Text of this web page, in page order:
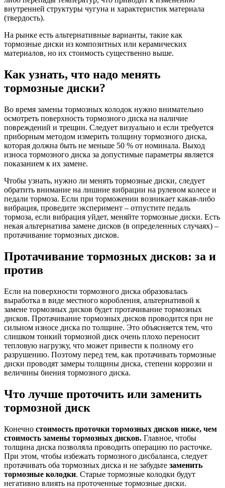
внутренней структуры чугуна и характеристик материала
(твердость).
На рынке есть альтернативные варианты, такие как
тормозные диски из композитных или керамических
материалов, но их стоимость существенно выше.
Как узнать, что надо менять
тормозные диски?
Во время замены тормозных колодок нужно внимательно
осмотреть поверхность тормозного диска на наличие
повреждений и трещин. Следует визуально и если требуется
приборным методом измерить толщину тормозного диска,
которая должна быть не меньше 50 % от номинала. Выход
износа тормозного диска за допустимые параметры является
показанием к их замене.
Чтобы узнать, нужно ли менять тормозные диски, следует
обратить внимание на лишние вибрации на рулевом колесе и
педали тормоза. Если при торможении возникает какая-либо
вибрация, проведите эксперимент – отпустите педаль
тормоза, если вибрация уйдет, меняйте тормозные диски. Есть
некая альтернатива замене дисков (в определенных случаях) –
протачивание тормозных дисков.
Протачивание тормозных дисков: за и
против
Если на поверхности тормозного диска образовалась
выработка в виде местного коробления, альтернативой к
замене тормозных дисков будет протачивание тормозных
дисков. Протачивание тормозных дисков проводится при не
сильном износе диска по толщине. Это объясняется тем, что
слишком тонкий тормозной диск очень плохо переносит
тепловую нагрузку, что может привести к полному его
разрушению. Поэтому перед тем, как протачивать тормозные
диски проводят замеры толщины диска, степени коррозии и
величины биения тормозного диска.
Что лучше проточить или заменить
тормозной диск
Конечно стоимость проточки тормозных дисков ниже, чем
стоимость замены тормозных дисков. Главное, чтобы
толщина диска позволяла проводить операцию по расточке.
При этом, чтобы избежать тормозного дисбаланса, следует
протачивать оба тормозных диска и не забудьте заменить
тормозные колодки. Старые тормозные колодки будут
негативно влиять на проточенные тормозные диски.